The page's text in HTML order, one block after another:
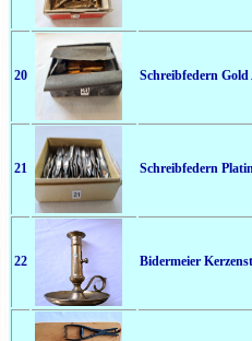
20 Schreibfedern
21 Schreibfedern
22 Bidermeier